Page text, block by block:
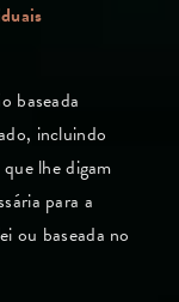
baseada
incluindo
lhe digam
para a
ou baseada no